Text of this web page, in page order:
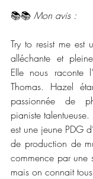
📚📚 Mon avis :
Try to resist me est
alléchante et
Elle nous raconte
Thomas. Hazel
passionnée de
pianiste
est une jeune PDG
de production de
commence par une
mais on connait